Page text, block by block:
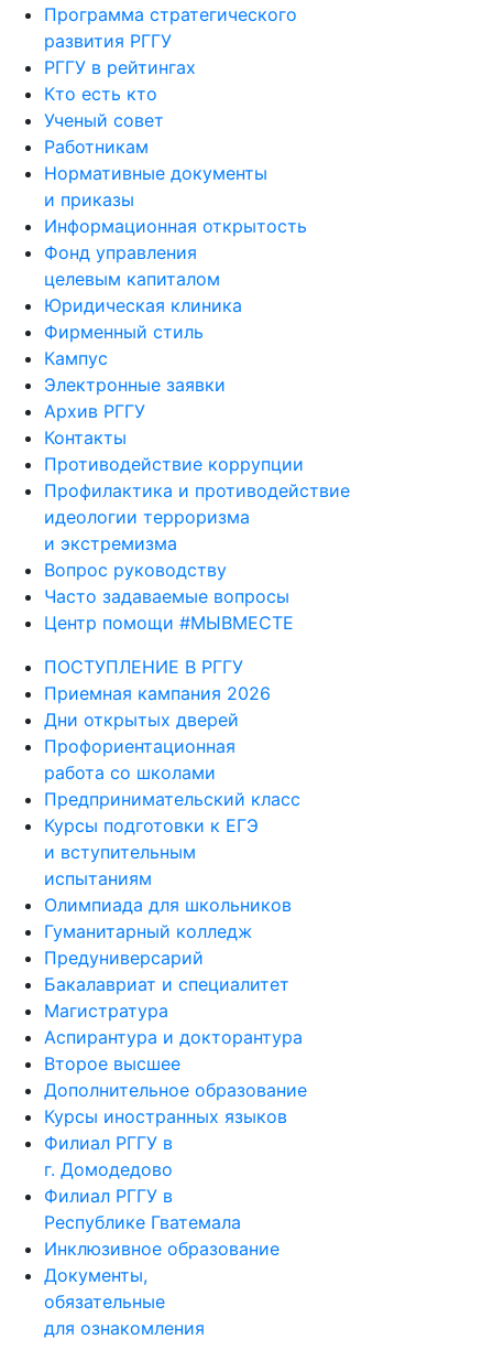
Программа стратегического
развития РГГУ
РГГУ в рейтингах
Кто есть кто
Ученый совет
Работникам
Нормативные документы
и приказы
Информационная открытость
Фонд управления
целевым капиталом
Юридическая клиника
Фирменный стиль
Кампус
Электронные заявки
Архив РГГУ
Контакты
Противодействие коррупции
Профилактика и противодействие
идеологии терроризма
и экстремизма
Вопрос руководству
Часто задаваемые вопросы
Центр помощи #МЫВМЕСТЕ
ПОСТУПЛЕНИЕ В РГГУ
Приемная кампания 2026
Дни открытых дверей
Профориентационная
работа со школами
Предпринимательский класс
Курсы подготовки к ЕГЭ
и вступительным
испытаниям
Олимпиада для школьников
Гуманитарный колледж
Предуниверсарий
Бакалавриат и специалитет
Магистратура
Аспирантура и докторантура
Второе высшее
Дополнительное образование
Курсы иностранных языков
Филиал РГГУ в
г. Домодедово
Филиал РГГУ в
Республике Гватемала
Инклюзивное образование
Документы,
обязательные
для ознакомления